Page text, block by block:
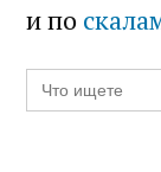
и по
Search
for: